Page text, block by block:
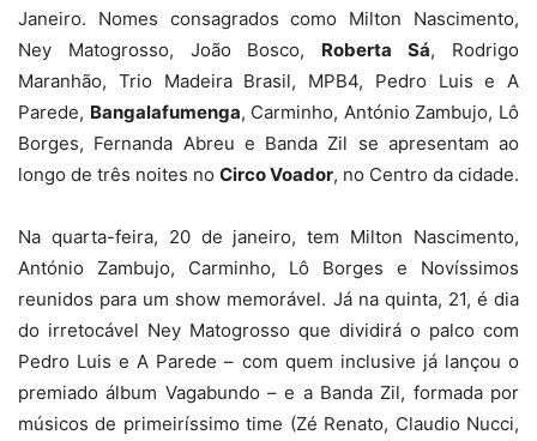
Janeiro. Nomes consagrados como Milton Nascimento,
Ney Matogrosso, João Bosco, Roberta Sá, Rodrigo
Maranhão, Trio Madeira Brasil, MPB4, Pedro Luis e A
Parede, Bangalafumenga, Carminho, António Zambujo, Lô
Borges, Fernanda Abreu e Banda Zil se apresentam ao
longo de três noites no Circo Voador, no Centro da cidade.
Na quarta-feira, 20 de janeiro, tem Milton Nascimento,
António Zambujo, Carminho, Lô Borges e Novíssimos
reunidos para um show memorável. Já na quinta, 21, é dia
do irretocável Ney Matogrosso que dividirá o palco com
Pedro Luis e A Parede – com quem inclusive já lançou o
premiado álbum Vagabundo – e a Banda Zil, formada por
músicos de primeiríssimo time (Zé Renato, Claudio Nucci,